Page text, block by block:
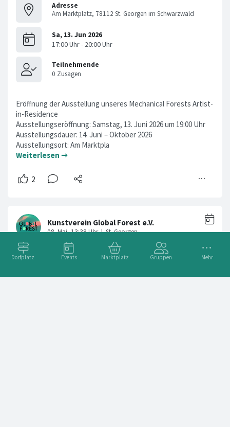
Dorfplatz Events Marktplatz Gruppen Mehr
Adresse
Am Marktplatz, 78112 St. Georgen im Schwarzwald
Eröffnung der Ausstellung unseres Mechanical Forests Artist-
in-Residence
Ausstellungseröffnung: Samstag, 13. Juni 2026 um 19:00 Uhr
Ausstellungsdauer: 14. Juni – Oktober 2026
Ausstellungsort: Am Marktpla
Weiterlesen ➞